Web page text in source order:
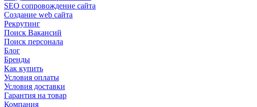
SEO сопровождение сайта
Создание web сайта
Рекрутинг
Поиск Вакансий
Поиск персонала
Блог
Бренды
Как купить
Условия оплаты
Условия доставки
Гарантия на товар
Компания